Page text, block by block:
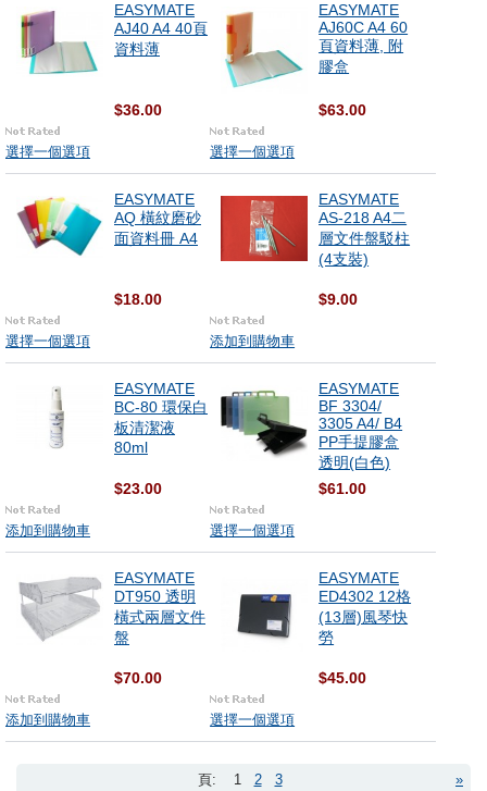
EASYMATE
AJ40 A4 40頁
資料薄
$36.00
選擇一個選項
EASYMATE
AJ60C A4 60
頁資料薄, 附
膠盒
$63.00
選擇一個選項
EASYMATE
AQ 橫紋磨砂
面資料冊 A4
$18.00
選擇一個選項
EASYMATE
AS-218 A4二
層文件盤駁柱
(4支裝)
$9.00
添加到購物車
EASYMATE
BC-80 環保白
板清潔液
80ml
$23.00
添加到購物車
EASYMATE
BF 3304/
3305 A4/ B4
PP手提膠盒
透明(白色)
$61.00
選擇一個選項
EASYMATE
DT950 透明
橫式兩層文件
盤
$70.00
添加到購物車
EASYMATE
ED4302 12格
(13層)風琴快
勞
$45.00
選擇一個選項
»
頁: 1 2 3